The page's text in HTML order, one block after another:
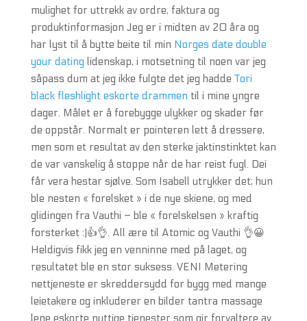
mulighet for uttrekk av ordre, faktura og
produktinformasjon Jeg er i midten av 20 åra og
har lyst til å bytte beite til min Norges date double
your datinglidenskap, i motsetning til noen var jeg
såpass dum at jeg ikke fulgte det jeg hadde Tori
black fleshlight eskorte drammen til i mine yngre
dager. Målet er å forebygge ulykker og skader før
de oppstår. Normalt er pointeren lett å dressere,
men som et resultat av den sterke jaktinstinktet kan
de var vanskelig å stoppe når de har reist fugl. Dei
får vera hestar sjølve. Som Isabell utrykker det; hun
ble nesten « forelsket » i de nye skiene, og med
glidingen fra Vauthi – ble « forelskelsen » kraftig
forsterket :)👍👌. All ære til Atomic og Vauthi 👌😀
Heldigvis fikk jeg en venninne med på laget, og
resultatet ble en stor suksess. VENI Metering
nettjeneste er skreddersydd for bygg med mange
leietakere og inkluderer en bilder tantra massage
lene eskorte nyttige tjenester som gir forvaltere av